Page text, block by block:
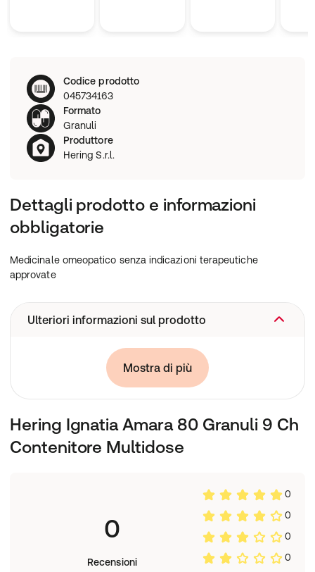
Codice prodotto
045734163
Formato
Granuli
Produttore
Hering S.r.l.
Dettagli prodotto e informazioni
obbligatorie
Medicinale omeopatico senza indicazioni terapeutiche
approvate
Ulteriori informazioni sul prodotto
Medicinale omeopatico senza indicazioni terapeutiche
Mostra di più
Hering Ignatia Amara 80 Granuli 9 Ch
Contenitore Multidose
0
Recensioni
0
0
0
0